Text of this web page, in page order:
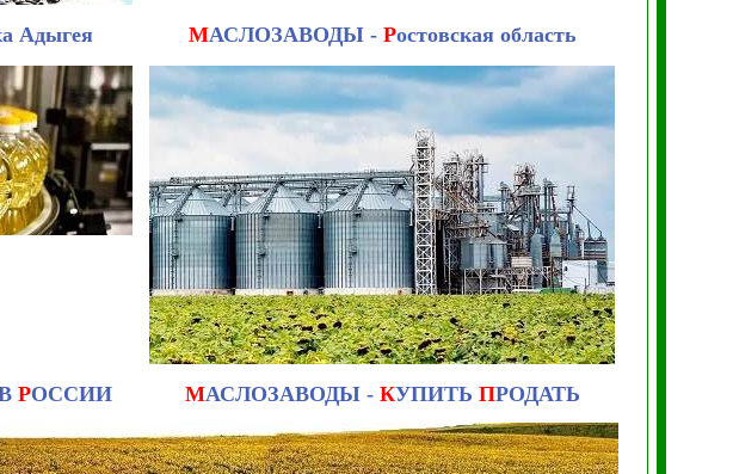
Адыгея МАСЛОЗАВОДЫ - Ростовская область
РОССИИ МАСЛОЗАВОДЫ - КУПИТЬ ПРОДАТЬ